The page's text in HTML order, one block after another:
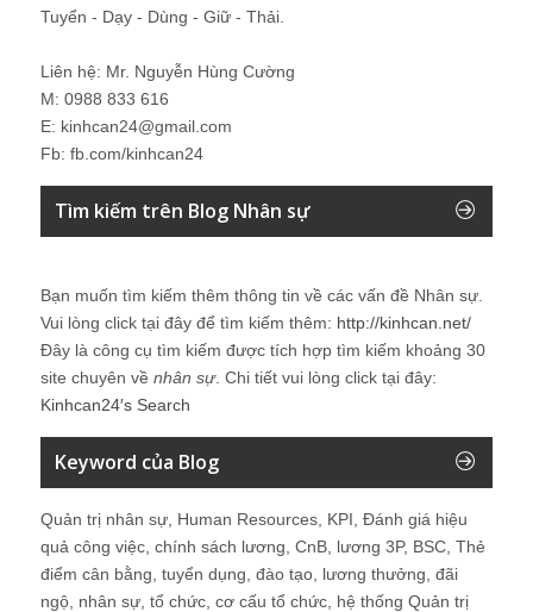
Tuyển - Dạy - Dùng - Giữ - Thải.
Liên hệ: Mr. Nguyễn Hùng Cường
M: 0988 833 616
E: kinhcan24@gmail.com
Fb: fb.com/kinhcan24
Tìm kiếm trên Blog Nhân sự
Bạn muốn tìm kiếm thêm thông tin về các vấn đề Nhân sự
Vui lòng click tại đây để tìm kiếm thêm: http://kinhcan.net/
Đây là công cụ tìm kiếm được tích hợp tìm kiếm khoảng 30
site chuyên về nhân sự. Chi tiết vui lòng click tại đây:
Kinhcan24′s Search
Keyword của Blog
Quản trị nhân sự, Human Resources, KPI, Đánh giá hiệu
quả công việc, chính sách lương, CnB, lương 3P, BSC, Thẻ
điểm cân bằng, tuyển dụng, đào tạo, lương thưởng, đãi
ngộ, nhân sự, tổ chức, cơ cấu tổ chức, hệ thống Quản trị